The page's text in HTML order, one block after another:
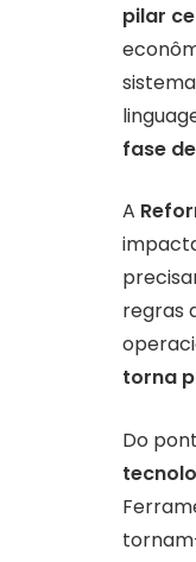
pilar
fase
A
regras
torna
Do